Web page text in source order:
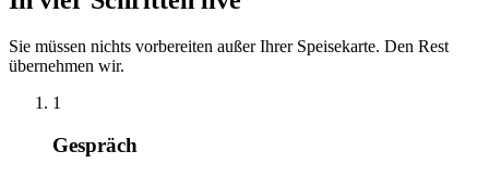
Sie müssen nichts vorbereiten außer Ihrer Speisekarte. Den Rest
übernehmen wir.
1
Gespräch